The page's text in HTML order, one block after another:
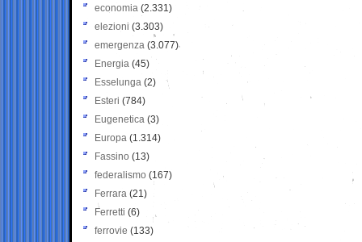
economia (2.331)
elezioni (3.303)
emergenza (3.077)
Energia (45)
Esselunga (2)
Esteri (784)
Eugenetica (3)
Europa (1.314)
Fassino (13)
federalismo (167)
Ferrara (21)
Ferretti (6)
ferrovie (133)